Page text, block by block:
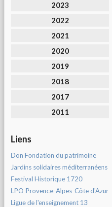
2023
2022
2021
2020
2019
2018
2017
2011
Liens
Don Fondation du patrimoine
Jardins solidaires méditerranéens
Festival Historique 1720
LPO Provence-Alpes-Côte d'Azur
Ligue de l'enseignement 13